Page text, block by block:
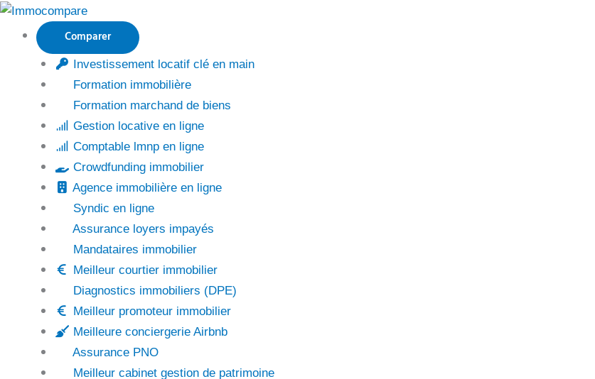
Aller
contenu
Comparer
Investissement locatif clé en main
Formation immobilière
Formation marchand de biens
Gestion locative en ligne
Comptable lmnp en ligne
Crowdfunding immobilier
Agence immobilière en ligne
Syndic en ligne
Assurance loyers impayés
Mandataires immobilier
Meilleur courtier immobilier
Diagnostics immobiliers (DPE)
Meilleur promoteur immobilier
Meilleure conciergerie Airbnb
Assurance PNO
Meilleur cabinet gestion de patrimoine